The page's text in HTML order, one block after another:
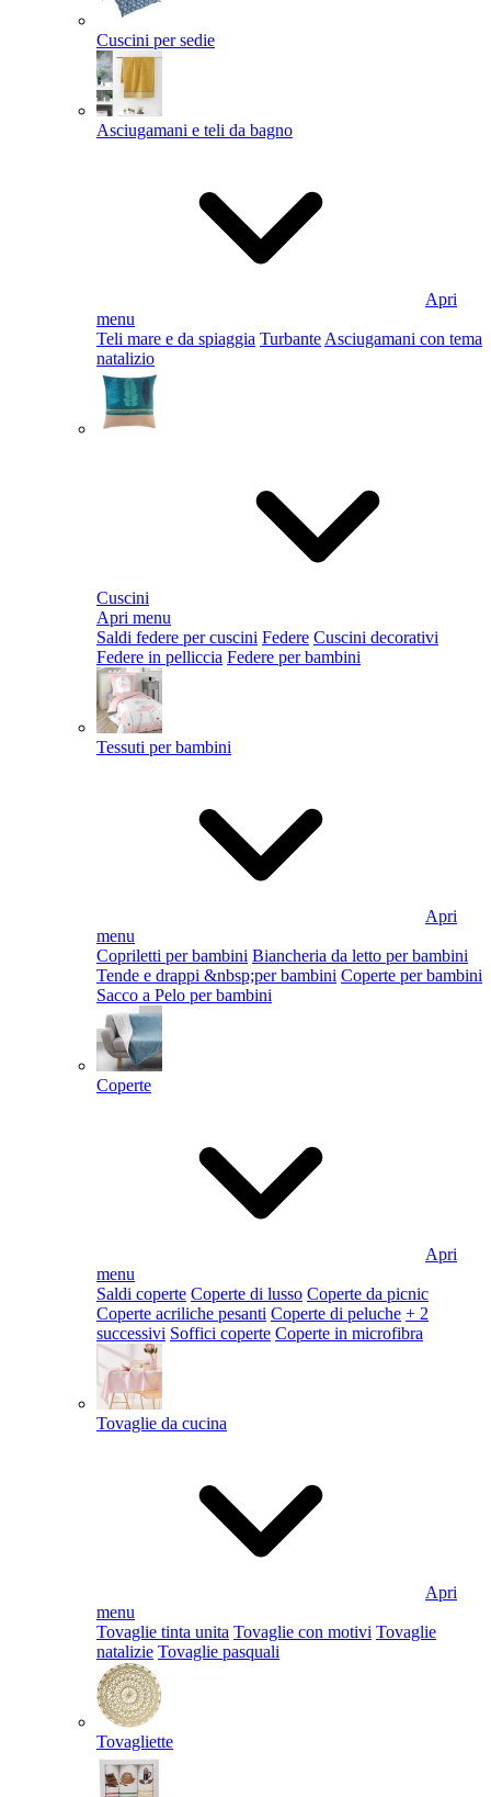
Cuscini per sedie
Asciugamani e teli da bagno
Apri
menu
Teli mare e da spiaggia Turbante Asciugamani con tema
natalizio
Cuscini
Apri menu
Saldi federe per cuscini Federe Cuscini decorativi
Federe in pelliccia Federe per bambini
Tessuti per bambini
Apri
menu
Copriletti per bambini Biancheria da letto per bambini
Tende e drappi &nbsp;per bambini Coperte per bambini
Sacco a Pelo per bambini
Coperte
Apri
menu
Saldi coperte Coperte di lusso Coperte da picnic
Coperte acriliche pesanti Coperte di peluche + 2
successivi Soffici coperte Coperte in microfibra
Tovaglie da cucina
Apri
menu
Tovaglie tinta unita Tovaglie con motivi Tovaglie
natalizie Tovaglie pasquali
Tovagliette